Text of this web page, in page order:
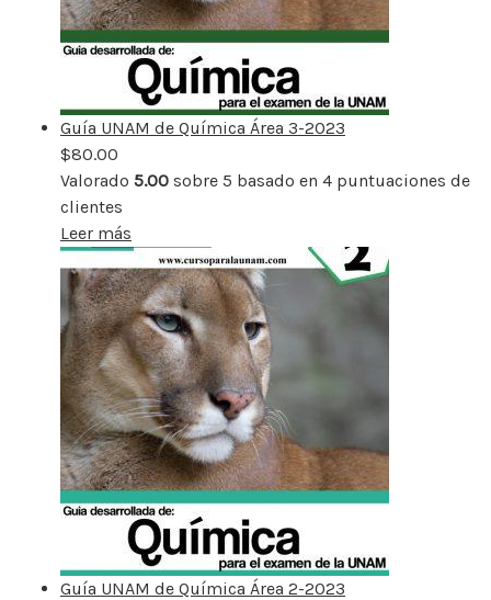
Guía UNAM de Química Área 3-2023
$80.00
Valorado 5.00 sobre 5 basado en 4 puntuaciones de
clientes
Leer más
Guía UNAM de Química Área 2-2023